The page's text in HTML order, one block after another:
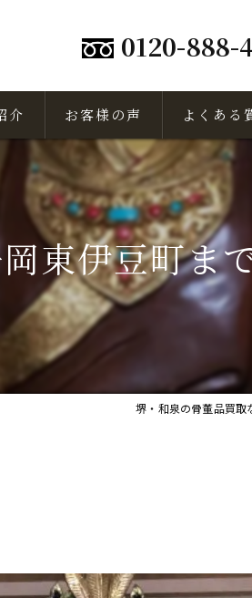
0120-888-
介 お客様の声 よくある
東伊豆町ま
堺・和泉の骨董品買取